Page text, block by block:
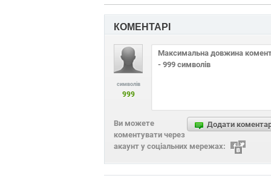
КОМЕНТАРІ
символів
999
Додати
Ви можете
коментувати через
акаунт у соціальних мережах: